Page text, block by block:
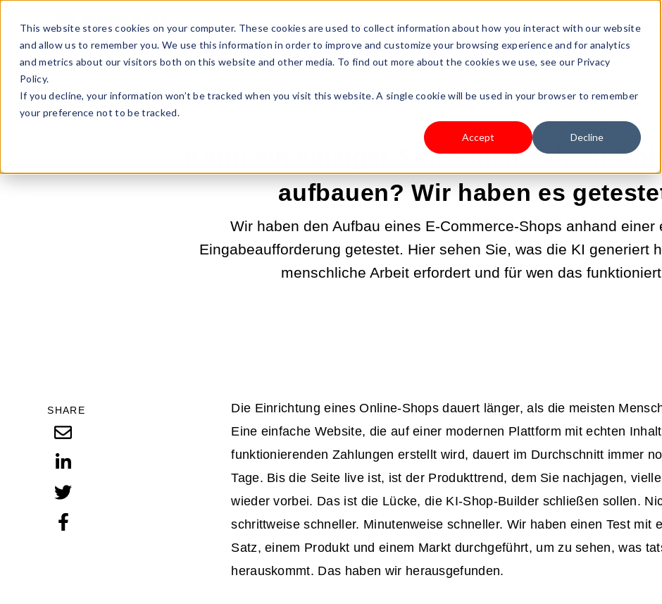
This website stores cookies on your computer. These cookies are used to collect information about how you interact with our website
and allow us to remember you. We use this information in order to improve and customize your browsing experience and for analytics
and metrics about our visitors both on this website and other media. To find out more about the cookies we use, see our Privacy
Policy.
If you decline, your information won’t be tracked when you visit this website. A single cookie will be used in your browser to remember
your preference not to be tracked.
Accept Decline
Sell Online Business Type Pricing
20.04.2026 09:00:01 | UNTERNEHMEN GRÜNDEN
Kann ein einziger Satz einen echten
aufbauen? Wir haben es
Wir haben den Aufbau eines E-Commerce-Shops anhand einer
Eingabeaufforderung getestet. Hier sehen Sie, was die KI generiert
menschliche Arbeit erfordert und für wen das
SHARE
Die Einrichtung eines Online-Shops dauert länger, als die meisten
Eine einfache Website, die auf einer modernen Plattform mit echten
funktionierenden Zahlungen erstellt wird, dauert im Durchschnitt immer
Tage. Bis die Seite live ist, ist der Produkttrend, dem Sie nachjagen,
wieder vorbei. Das ist die Lücke, die KI-Shop-Builder schließen sollen.
schrittweise schneller. Minutenweise schneller. Wir haben einen Test mit
Satz, einem Produkt und einem Markt durchgeführt, um zu sehen, was
herauskommt. Das haben wir herausgefunden.